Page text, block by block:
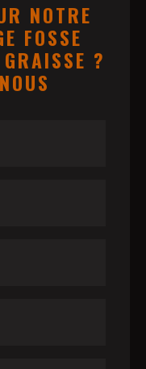
NOTRE
FOSSE
?